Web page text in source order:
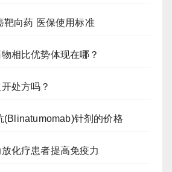
靶向药 医保使用标准
相比优势体现在哪？
处方吗？
(Blinatumomab)针剂的价格
化疗患者提高免疫力